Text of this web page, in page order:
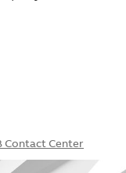
Contact Center